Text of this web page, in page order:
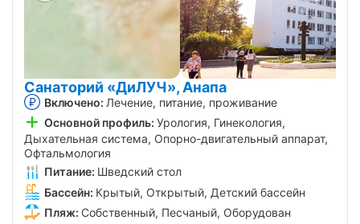
Санаторий «ДиЛУЧ», Анапа
Включено: Лечение, питание, проживание
Основной профиль: Урология, Гинекология,
Дыхательная система, Опорно-двигательный аппарат,
Офтальмология
Питание: Шведский стол
Бассейн: Крытый, Открытый, Детский бассейн
Пляж: Собственный, Песчаный, Оборудован